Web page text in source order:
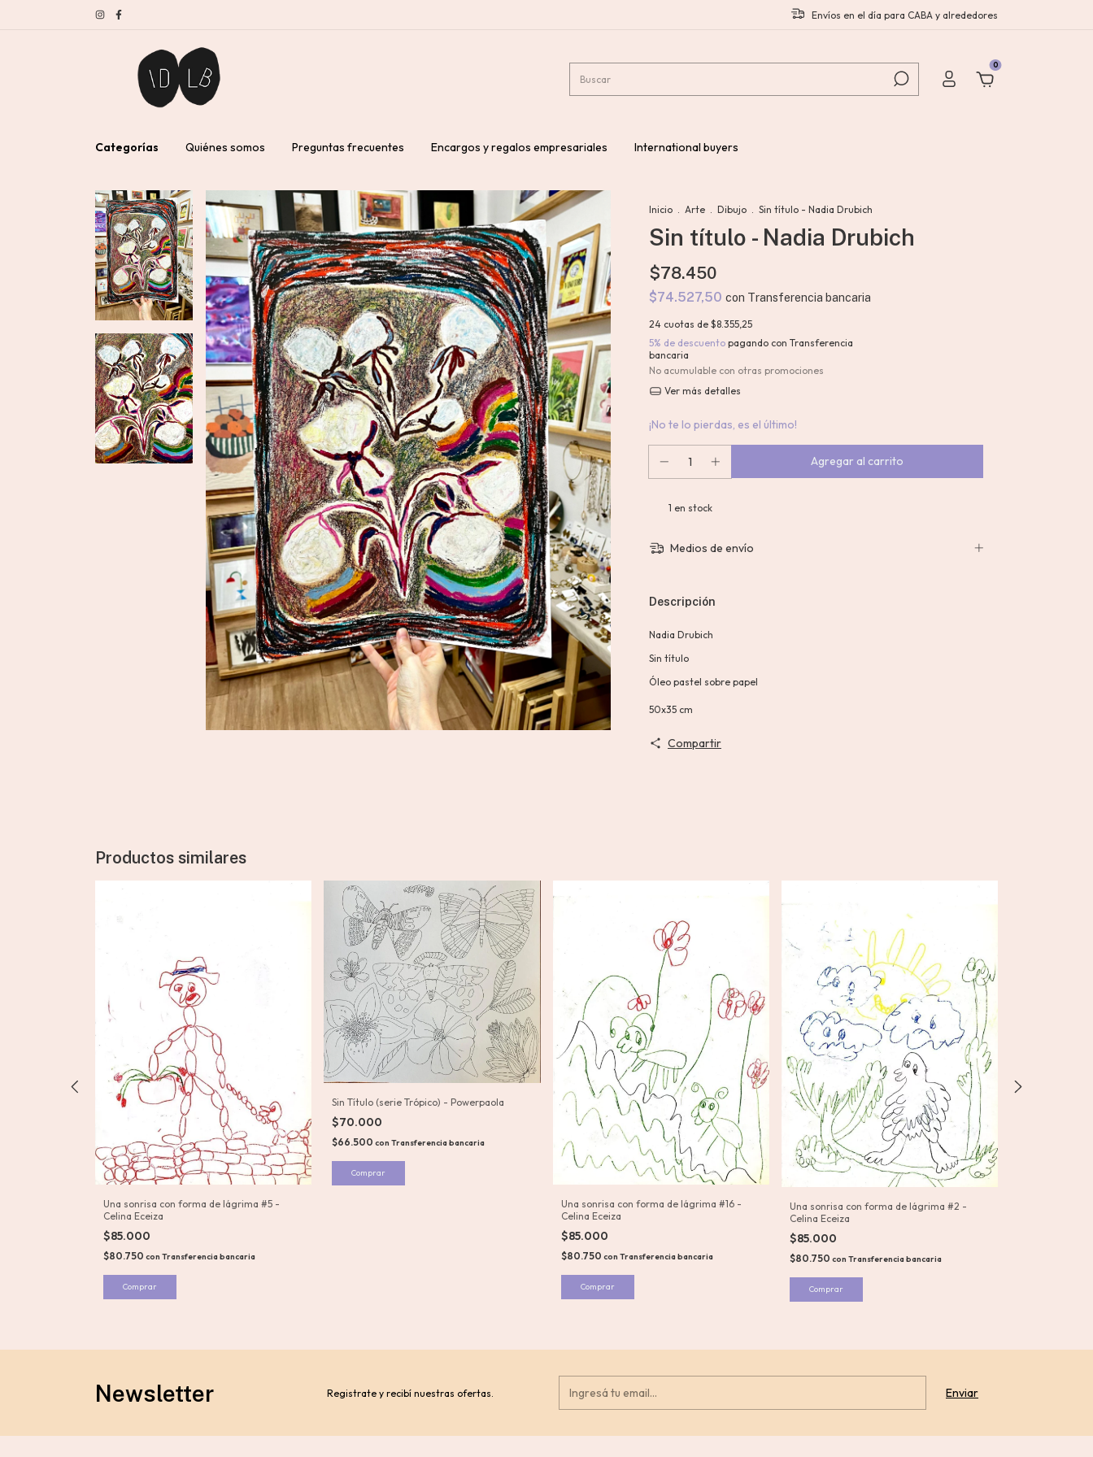
Envíos en el día para CABA y alrededores
0
Categorías Quiénes somos Preguntas frecuentes Encargos y regalos empresariales International buyers
Inicio . Arte . Dibujo . Sin título - Nadia Drubich
Sin título - Nadia Drubich
$78.450
$74.527,50 con Transferencia bancaria
24 cuotas de $8.355,25
5% de descuento pagando con Transferencia
bancaria
No acumulable con otras promociones
Ver más detalles
¡No te lo pierdas, es el último!
1 en stock
Medios de envío
Descripción
Nadia Drubich
Sin título
Óleo pastel sobre papel
50x35 cm
Compartir
Productos similares
Una sonrisa con forma de lágrima #5 -
Celina Eceiza
$85.000
$80.750 con Transferencia bancaria
Sin Título (serie Trópico) - Powerpaola
$70.000
$66.500con Transferencia bancaria
Una sonrisa con forma de lágrima #16 -
Celina Eceiza
$85.000
$80.750 con Transferencia bancaria
Una sonrisa con forma de lágrima #2 -
Celina Eceiza
$85.000
$80.750 con Transferencia bancaria
Newsletter Registrate y recibí nuestras ofertas.